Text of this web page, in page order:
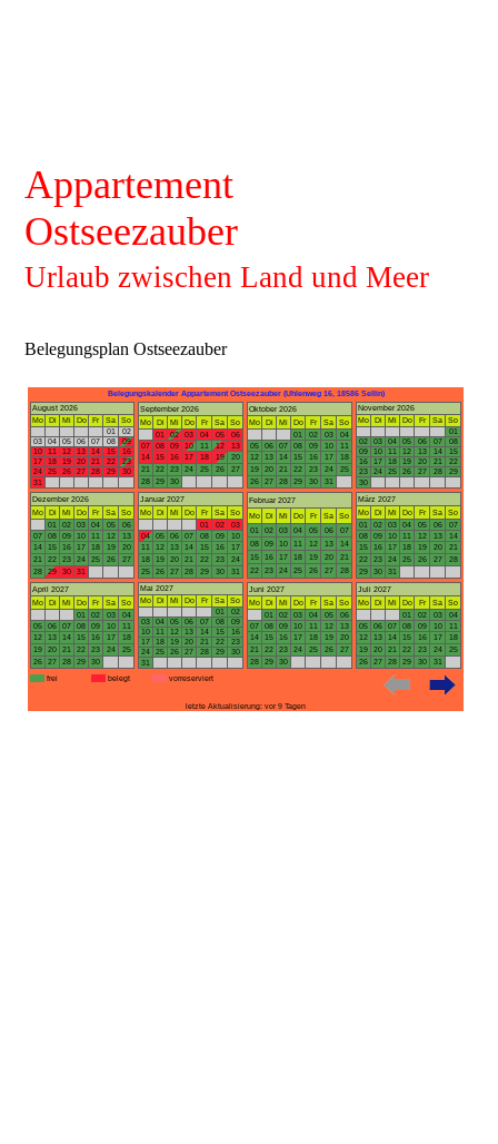
Appartement
Ostseezauber
Urlaub zwischen Land und Meer
Belegungsplan Ostseezauber